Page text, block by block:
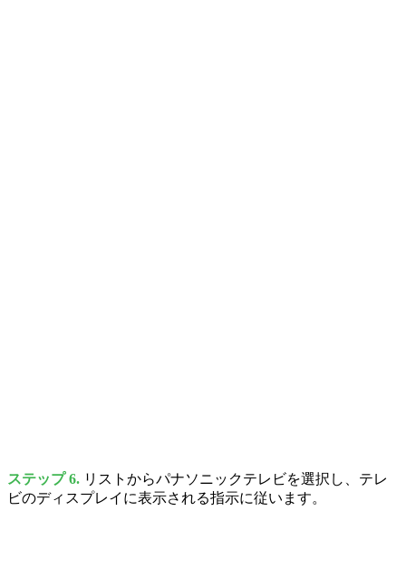
ステップ 6. リストからパナソニックテレビを選択し、テレ
ビのディスプレイに表示される指示に従います。